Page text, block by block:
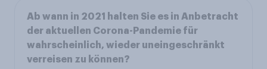
Ab wann in 2021 halten Sie es in Anbetracht
der aktuellen Corona-Pandemie für
wahrscheinlich, wieder uneingeschränkt
verreisen zu können?